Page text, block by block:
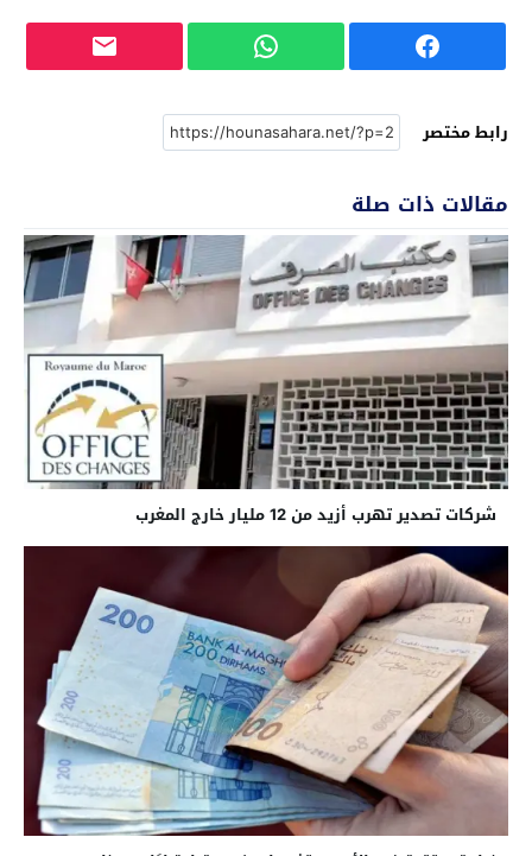
رابط مختصر
مقالات ذات صلة
شركات تصدير تهرب أزيد من 12 مليار خارج المغرب